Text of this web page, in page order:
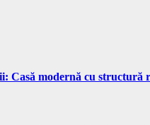
Casă modernă cu structură